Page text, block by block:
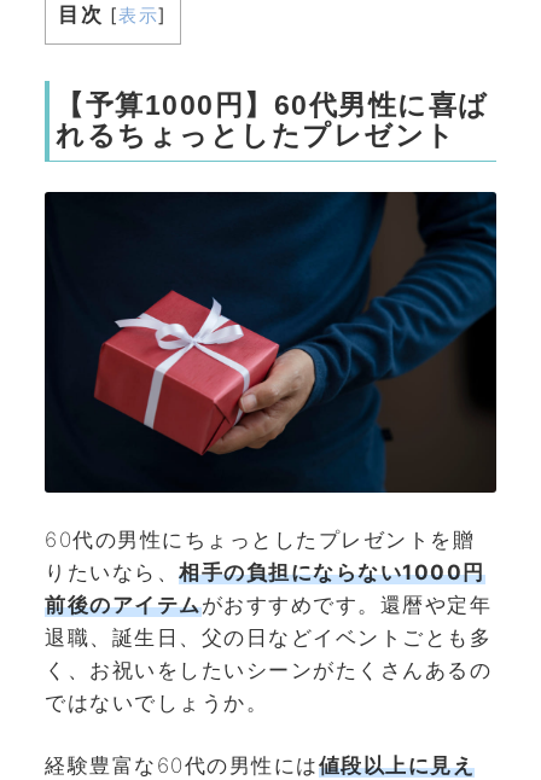
目次 [表示]
【予算1000円】60代男性に喜ば
れるちょっとしたプレゼント
60代の男性にちょっとしたプレゼントを贈
りたいなら、 相手の負担にならない1000円
前後のアイテムがおすすめです。還暦や定年
退職、誕生日、父の日などイベントごとも多
く、お祝いをしたいシーンがたくさんあるの
ではないでしょうか。
経験豊富な60代の男性には値段以上に見え